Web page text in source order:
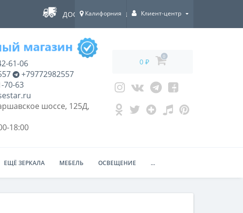
ДОСТАВКА ПО ВСЕЙ РОССИИ!
Калифорния Клиент-центр
61-06
+79772982557
70-63
шоссе, 125Д,
18:00
0 ₽
0
ЕЩЁ ЗЕРКАЛА МЕБЕЛЬ ОСВЕЩЕНИЕ ...